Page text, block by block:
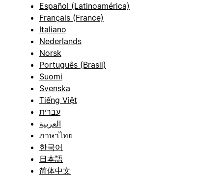
Español (Latinoamérica)
Français (France)
Italiano
Nederlands
Norsk
Português (Brasil)
Suomi
Svenska
Tiếng Việt
עברית
العربية
ภาษาไทย
한국어
日本語
简体中文